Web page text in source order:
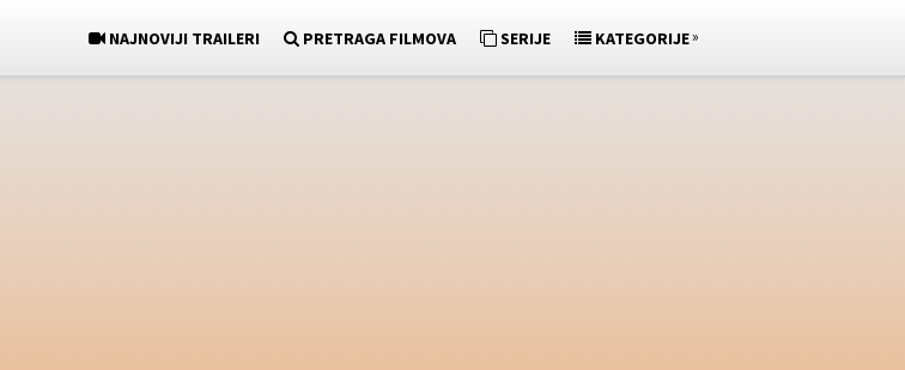
NAJNOVIJI TRAILERI PRETRAGA FILMOVA SERIJE KATEGORIJE»